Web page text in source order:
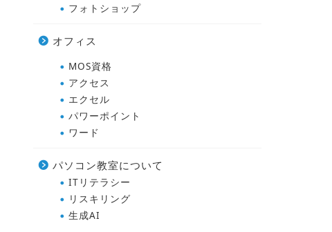
フォトショップ
オフィス
MOS資格
アクセス
エクセル
パワーポイント
ワード
パソコン教室について
ITリテラシー
リスキリング
生成AI